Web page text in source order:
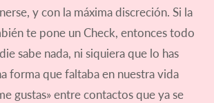
y con la máxima discreción. Si la
te pone un Check, entonces todo
sabe nada, ni siquiera que lo has
forma que faltaba en nuestra vida
gustas» entre contactos que ya se